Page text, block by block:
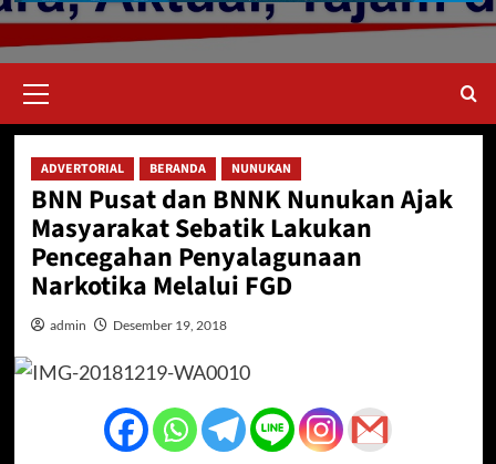
Menu
ADVERTORIAL BERANDA NUNUKAN
BNN Pusat dan BNNK Nunukan Ajak
Masyarakat Sebatik Lakukan
Pencegahan Penyalagunaan
Narkotika Melalui FGD
admin Desember 19, 2018